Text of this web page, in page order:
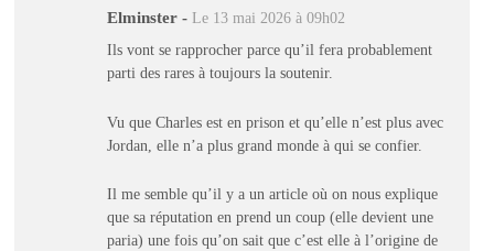
Elminster - Le 13 mai 2026 à 09h02
Ils vont se rapprocher parce qu’il fera probablement
parti des rares à toujours la soutenir.
Vu que Charles est en prison et qu’elle n’est plus avec
Jordan, elle n’a plus grand monde à qui se confier.
Il me semble qu’il y a un article où on nous explique
que sa réputation en prend un coup (elle devient une
paria) une fois qu’on sait que c’est elle à l’origine de